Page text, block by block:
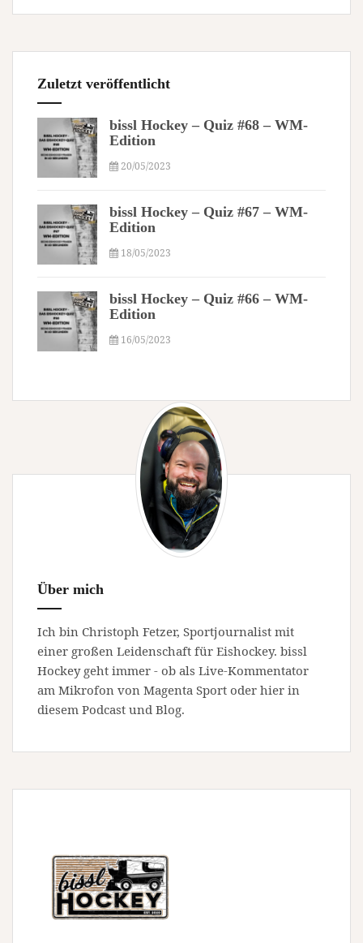
Zuletzt veröffentlicht
bissl Hockey – Quiz #68 – WM-
Edition
20/05/2023
bissl Hockey – Quiz #67 – WM-
Edition
18/05/2023
bissl Hockey – Quiz #66 – WM-
Edition
16/05/2023
Über mich
Ich bin Christoph Fetzer, Sportjournalist mit
einer großen Leidenschaft für Eishockey. bissl
Hockey geht immer - ob als Live-Kommentator
am Mikrofon von Magenta Sport oder hier in
diesem Podcast und Blog.